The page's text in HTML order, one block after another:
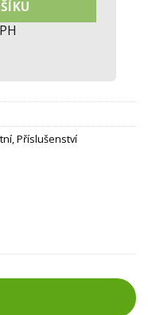
,Příslušenství